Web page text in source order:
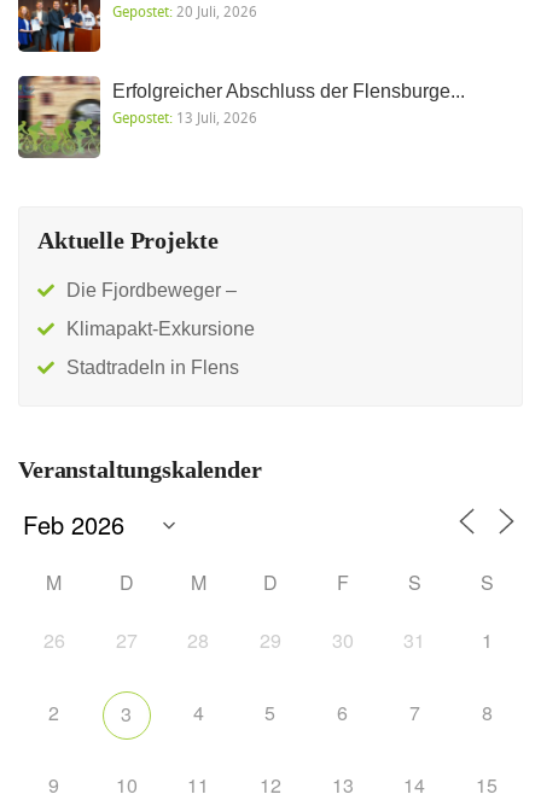
Gepostet:20 Juli, 2026
Erfolgreicher Abschluss der Flensburge...
Gepostet: 13 Juli, 2026
Aktuelle Projekte
Die Fjordbeweger –
Klimapakt-Exkursione
Stadtradeln in Flens
Veranstaltungskalender
M D M D F S S
26 27 28 29 30 31 1
2 3 4 5 6 7 8
9 10 11 12 13 14 15